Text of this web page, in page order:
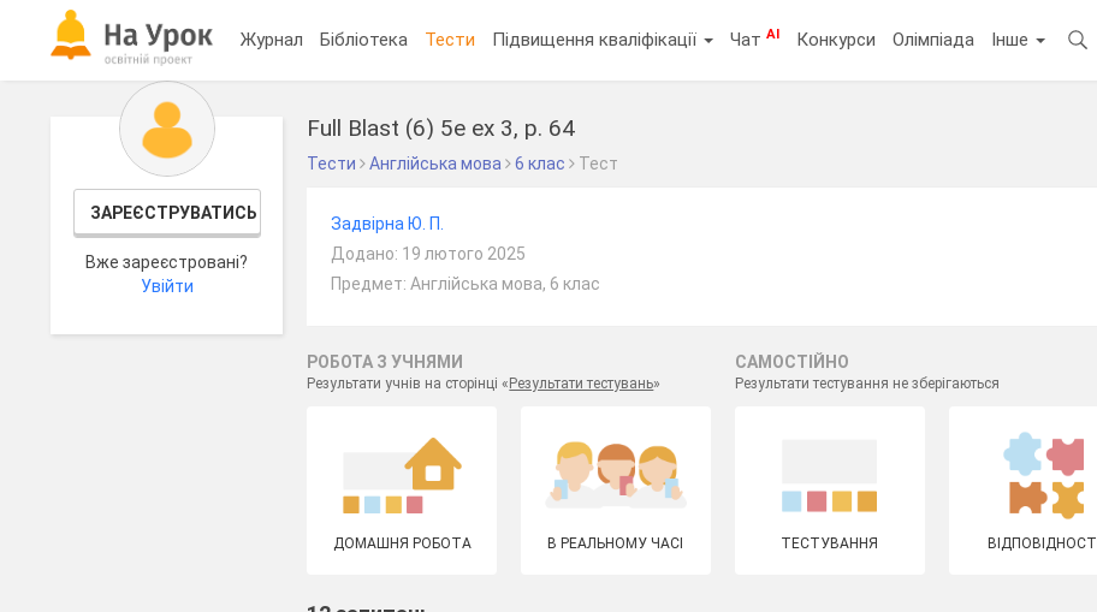
Журнал Бібліотека Тести Підвищення кваліфікації ЧатAI Конкурси Олімпіада Інше
ЗАРЕЄСТРУВАТИСЬ
Вже зареєстровані?
Увійти
Full Blast (6) 5е ex 3, p. 64
Тести Англійська мова 6 клас Тест
Задвірна Ю. П.
Додано: 19 лютого 2025
Предмет: Англійська мова, 6 клас
РОБОТА З УЧНЯМИ
Результати учнів на сторінці « Результати тестувань»
САМОСТІЙНО
Результати тестування не зберігаються
ДОМАШНЯ РОБОТА В РЕАЛЬНОМУ ЧАСІ ТЕСТУВАННЯ ВІДПОВІДНОСТІ